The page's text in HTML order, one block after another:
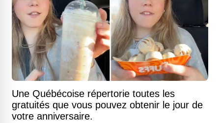
Une Québécoise répertorie toutes les
gratuités que vous pouvez obtenir le jour de
votre anniversaire.